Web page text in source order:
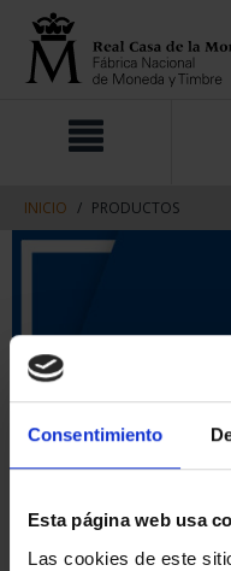
Consentimiento
Esta página web usa
Las cookies de este
contenido
navegacin
INICIO PRODUCTOS